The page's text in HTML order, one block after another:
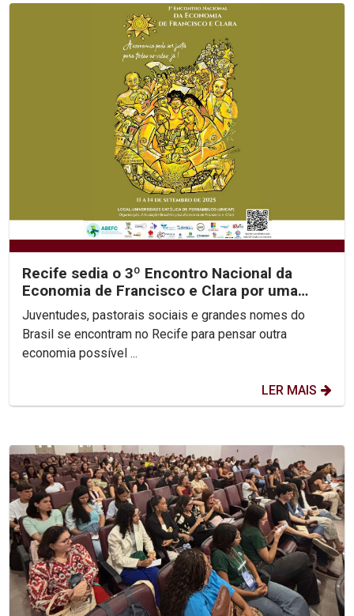
Recife sedia o 3º Encontro Nacional da
Economia de Francisco e Clara por uma
economia justa e...
Juventudes, pastorais sociais e grandes nomes do
Brasil se encontram no Recife para pensar outra
economia possível ...
LER MAIS